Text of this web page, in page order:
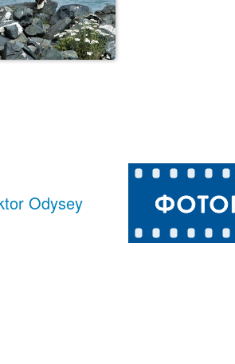
орел